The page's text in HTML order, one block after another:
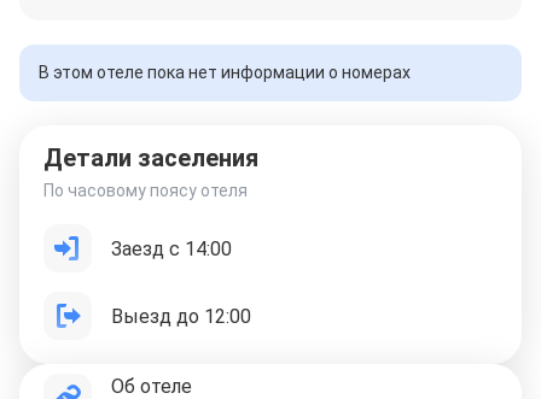
В этом отеле пока нет информации о номерах
Детали заселения
По часовому поясу отеля
Заезд с 14:00
Выезд до 12:00
Об отеле